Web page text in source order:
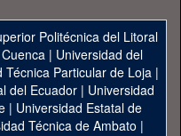
Politécnica del Litoral
| Universidad del
Técnica Particular de Loja|
del Ecuador| Universidad
| Universidad Estatal de
Técnica de Ambato |